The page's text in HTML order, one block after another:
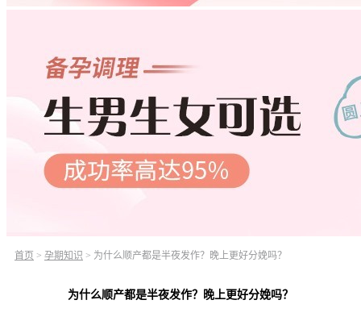
首页 > 孕期知识 > 为什么顺产都是半夜发作？晚上更好分娩吗？
为什么顺产都是半夜发作？晚上更好分娩吗？